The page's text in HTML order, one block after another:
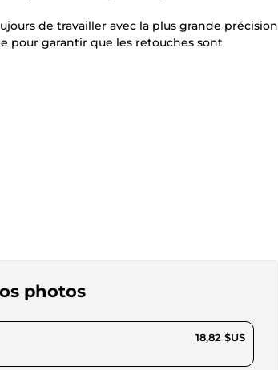
de travailler avec la plus grande précision
pour garantir que les retouches sont
photos
18,82 $US